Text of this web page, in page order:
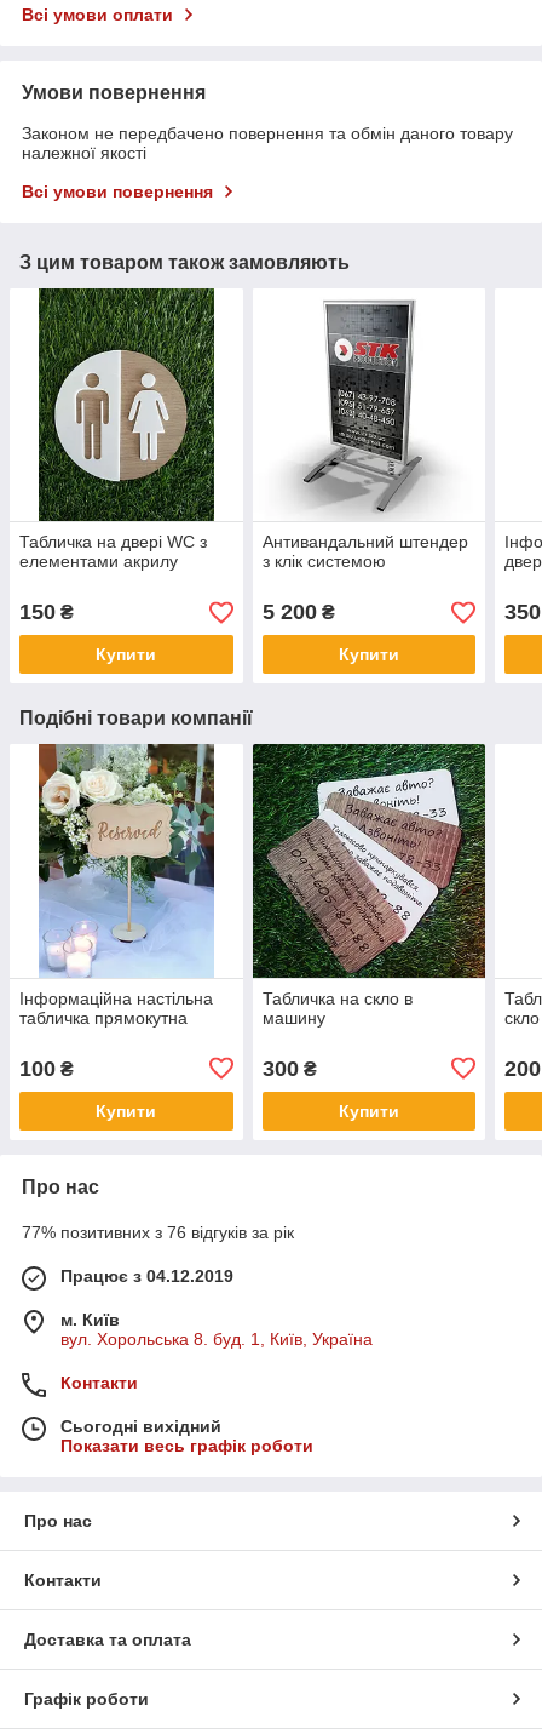
Всі умови оплати
Умови повернення
Законом не передбачено повернення та обмін даного товару
належної якості
Всі умови повернення
З цим товаром також замовляють
Табличка на двері WC з
елементами акрилу
150 ₴
Купити
Антивандальний штендер
з клік системою
5 200₴
Купити
350
Подібні товари компанії
Інформаційна настільна
табличка прямокутна
100 ₴
Купити
Табличка на скло в
машину
300₴
Купити
скло
200
Про нас
77% позитивних з 76 відгуків за рік
Працює з 04.12.2019
м. Київ
вул. Хорольська 8. буд. 1, Київ, Україна
Контакти
Сьогодні вихідний
Показати весь графік роботи
Про нас
Контакти
Доставка та оплата
Графік роботи